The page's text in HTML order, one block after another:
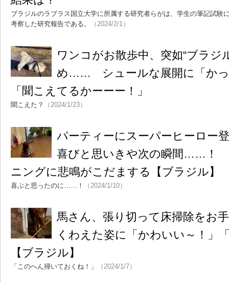
ブラジルのラブラス国立大学に所属する研究者らがは、学生の筆記試験
考察した研究報告である。
（2024/2/1）
ワンコがお散歩中、突如“ブラジ
め…… シュールな展開に「かっ
「聞こえてるかーーー！」
聞こえた？ （2024/1/23）
パーティーにスーパーヒーロー
喜びと思いきや次の瞬間……！
ニングに悲鳴がこだまする【ブラジル】
喜ぶと思ったのに……！ （2024/1/10）
馬さん、張り切って床掃除をお
くわえた姿に「かわいい～！」
【ブラジル】
「このへん掃いておくね！」 （2024/1/7）